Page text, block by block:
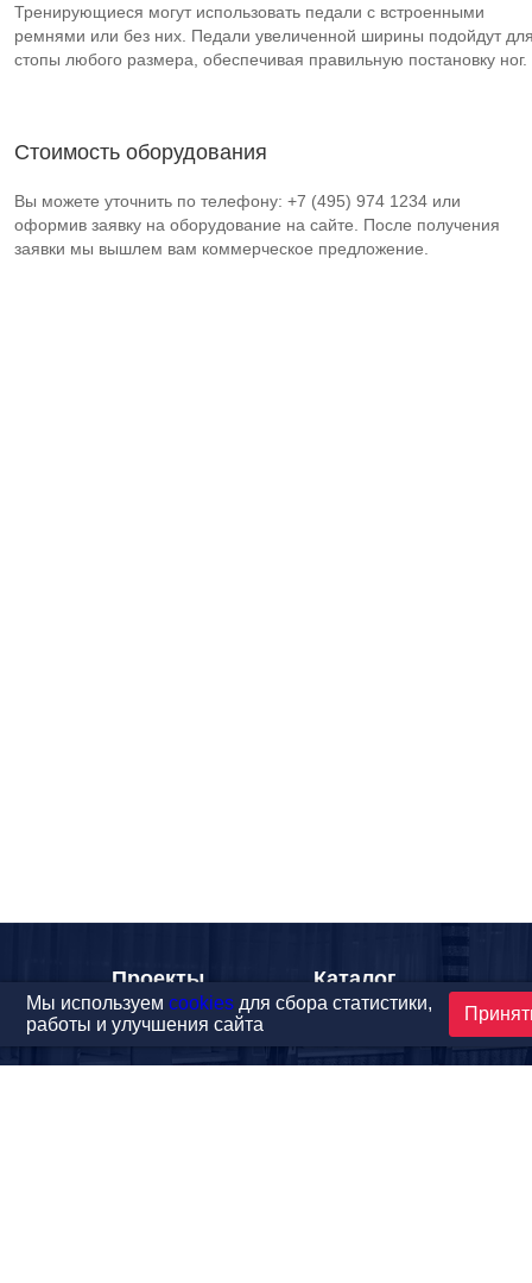
Тренирующиеся могут использовать педали с встроенными
ремнями или без них. Педали увеличенной ширины подойдут
стопы любого размера, обеспечивая правильную постановку ног.
Стоимость оборудования
Вы можете уточнить по телефону: +7 (495) 974 1234 или
оформив заявку на оборудование на сайте. После получения
заявки мы вышлем вам коммерческое предложение.
Проекты
Каталог
Новости
Контакты
Мы используемcookies для сбора статистики,
работы и улучшения сайта